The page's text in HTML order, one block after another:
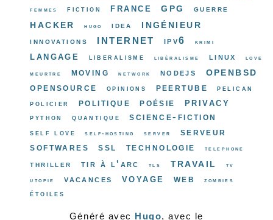
femmes fiction france gpg guerre
hacker hugo idea ingénieur
innovations internet ipv6 krimi
langage liberalisme libéralisme linux love
meurtre moving network nodejs openbsd
opensource opinions peertube
pelican
policier
politique poésie privacy
python quantique science-fiction
self love self-hosting server
serveur
softwares
ssl technologie telephone
thriller tir à l'arc tls travail tv
utopie vacances voyage web zombies
étoiles
Généré avec Hugo, avec le